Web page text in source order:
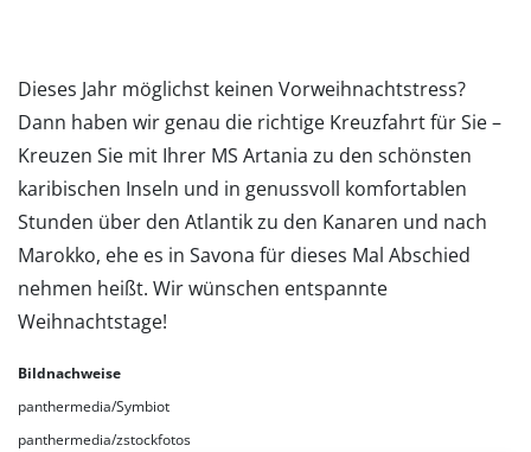
Dieses Jahr möglichst keinen Vorweihnachtstress?
Dann haben wir genau die richtige Kreuzfahrt für Sie –
Kreuzen Sie mit Ihrer MS Artania zu den schönsten
karibischen Inseln und in genussvoll komfortablen
Stunden über den Atlantik zu den Kanaren und nach
Marokko, ehe es in Savona für dieses Mal Abschied
nehmen heißt. Wir wünschen entspannte
Weihnachtstage!
Bildnachweise
panthermedia/Symbiot
panthermedia/zstockfotos